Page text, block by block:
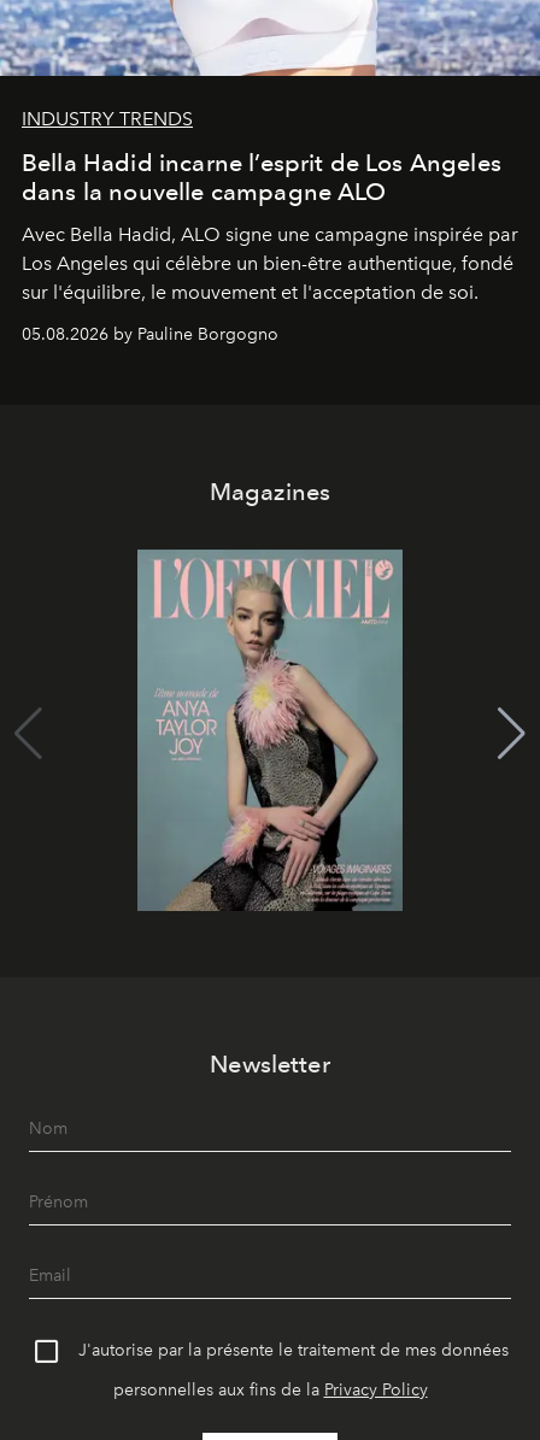
INDUSTRY TRENDS
Bella Hadid incarne l’esprit de Los Angeles
dans la nouvelle campagne ALO
Avec Bella Hadid, ALO signe une campagne inspirée par
Los Angeles qui célèbre un bien-être authentique, fondé
sur l'équilibre, le mouvement et l'acceptation de soi.
05.08.2026 by Pauline Borgogno
Magazines
Newsletter
J'autorise par la présente le traitement de mes données
personnelles aux fins de la Privacy Policy